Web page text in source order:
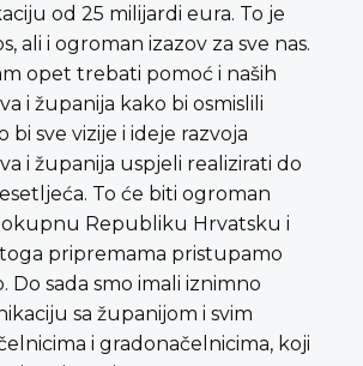
od 25 milijardi eura. To je
ali i ogroman izazov za sve nas.
opet trebati pomoć i naših
i županija kako bi osmislili
bi sve vizije i ideje razvoja
i županija uspjeli realizirati do
To će biti ogroman
Republiku Hrvatsku i
pripremama pristupamo
Do sada smo imali iznimno
sa županijom i svim
i gradonačelnicima, koji